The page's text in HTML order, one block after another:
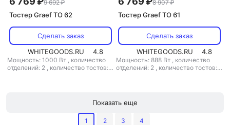
9 692 ₽
Тостер Graef TO 62
Сделать заказ
WHITEGOODS.RU
4.8
Мощность: 1000 Вт , количество
отделений: 2 , количество тостов: 2
8 907 ₽
Тостер Graef TO 61
Сделать заказ
WHITEGOODS.RU
4.8
Мощность: 888 Вт , количество
отделений: 2 , количество тостов: 2
Показать еще
1 2 3 4